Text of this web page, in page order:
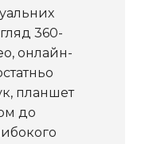
360-
онлайн-
планшет
до